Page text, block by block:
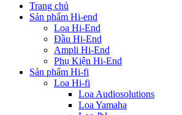
Trang chủ
Sản phẩm Hi-end
Loa Hi-End
Đầu Hi-End
Ampli Hi-End
Phụ Kiện Hi-End
Sản phẩm Hi-fi
Loa Hi-fi
Loa Audiosolutions
Loa Yamaha